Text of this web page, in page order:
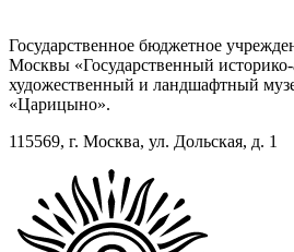
Государственное бюджетное
Москвы «Государственный
художественный и ландшафтный
«Царицыно».
115569, г. Москва, ул. Дольская, д. 1